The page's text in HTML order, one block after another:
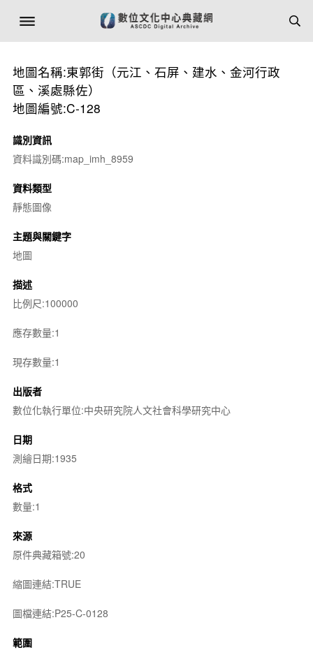
地圖名稱:東郭街（元江、石屏、建水、金河行政
區、溪處縣佐）
地圖編號:C-128
識別資訊
資料識別碼:map_imh_8959
資料類型
靜態圖像
主題與關鍵字
地圖
描述
比例尺:100000
應存數量:1
現存數量:1
出版者
數位化執行單位:中央研究院人文社會科學研究中心
日期
測繪日期:1935
格式
數量:1
來源
原件典藏箱號:20
縮圖連結:TRUE
圖檔連結:P25-C-0128
範圍